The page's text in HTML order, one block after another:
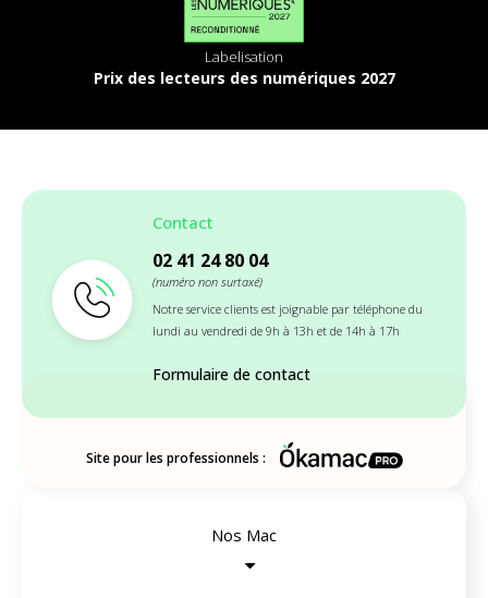
Labelisation
Prix des lecteurs des numériques 2027
Contact
02 41 24 80 04
(numéro non surtaxé)
Notre service clients est joignable par téléphone du
lundi au vendredi de 9h à 13h et de 14h à 17h
Formulaire de contact
Site pour les professionnels :
Nos Mac